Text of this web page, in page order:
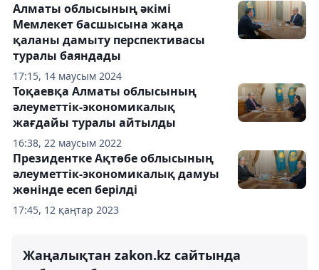
17:15, 14 маусым 2024
Алматы облысының әкімі
Мемлекет басшысына жаңа
қаланы дамыту перспективасы
туралы баяндады
16:38, 22 маусым 2022
Тоқаевқа Алматы облысының
әлеуметтік-экономикалық
жағдайы туралы айтылды
17:45, 12 қаңтар 2023
Президентке Ақтөбе облысының
әлеуметтік-экономикалық дамуы
жөнінде есеп берілді
Жаңалықтан zakon.kz сайтында